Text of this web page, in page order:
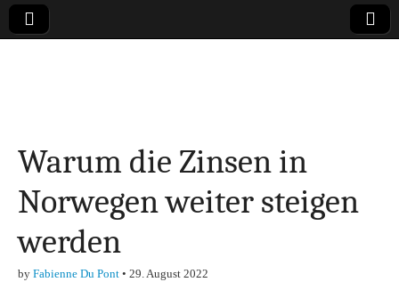
Finanzen,
Marketing-, Vertrieb-
& Investment-Tipps
Warum die Zinsen in
Norwegen weiter steigen
werden
by Fabienne Du Pont • 29. August 2022